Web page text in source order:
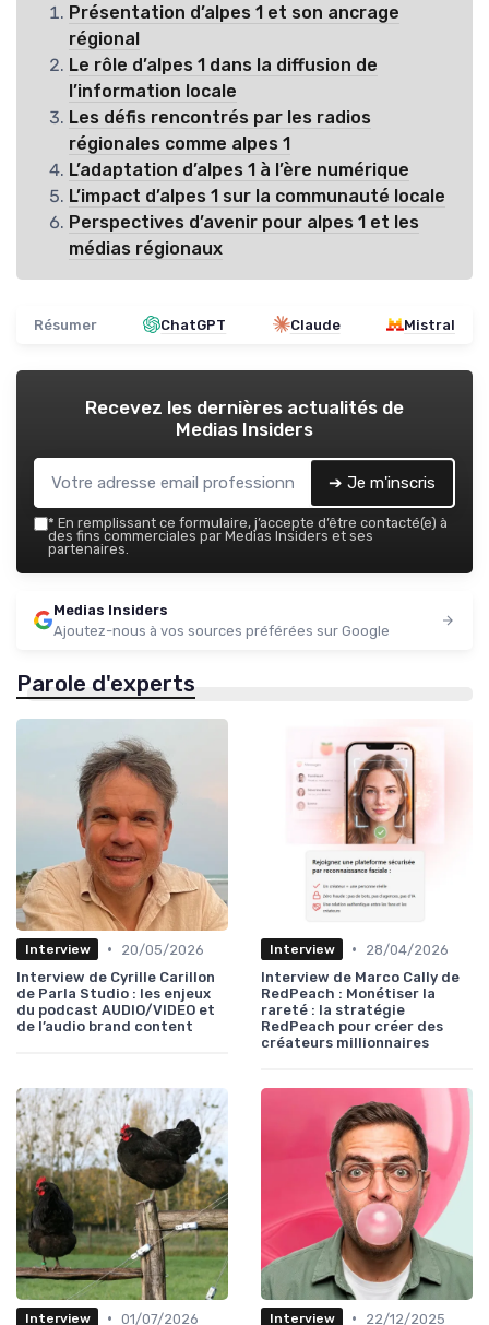
Présentation d’alpes 1 et son ancrage
régional
Le rôle d’alpes 1 dans la diffusion de
l’information locale
Les défis rencontrés par les radios
régionales comme alpes 1
L’adaptation d’alpes 1 à l’ère numérique
L’impact d’alpes 1 sur la communauté locale
Perspectives d’avenir pour alpes 1 et les
médias régionaux
Résumer ChatGPT Claude Mistral
Recevez les dernières actualités de
Medias Insiders
➔ Je m'inscris
* En remplissant ce formulaire, j’accepte d’être contacté(e) à
des fins commerciales par Medias Insiders et ses
partenaires.
Medias Insiders
Ajoutez-nous à vos sources préférées sur Google
Parole d'experts
Interview •
20/05/2026
Interview de Cyrille Carillon
de Parla Studio : les enjeux
du podcast AUDIO/VIDEO et
de l’audio brand content
Interview •
28/04/2026
Interview de Marco Cally de
RedPeach : Monétiser la
rareté : la stratégie
RedPeach pour créer des
créateurs millionnaires
Interview • 01/07/2026 Interview • 22/12/2025